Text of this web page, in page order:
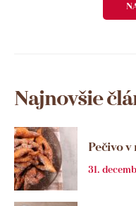
Najnovšie
Pečivo v
31.